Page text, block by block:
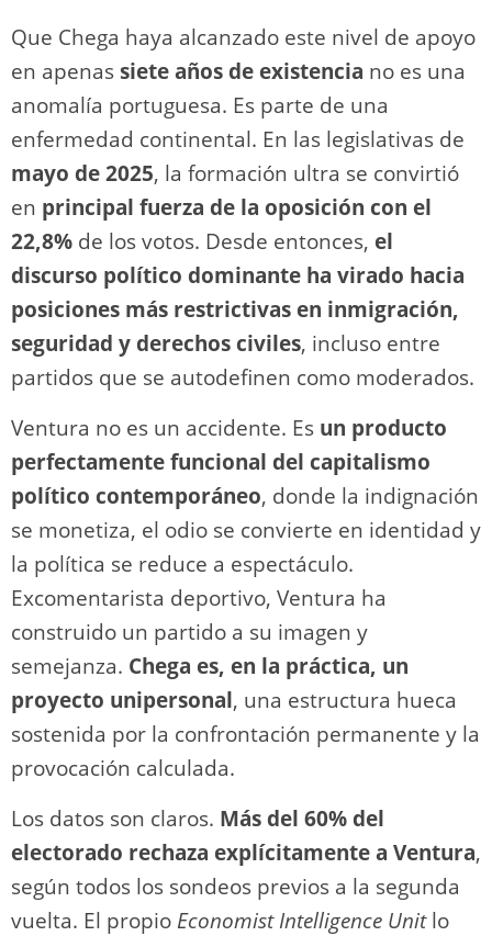
Que Chega haya alcanzado este nivel de apoyo
en apenassiete años de existencia no es una
anomalía portuguesa. Es parte de una
enfermedad continental. En las legislativas de
mayo de 2025, la formación ultra se convirtió
en principal fuerza de la oposición con el
22,8% de los votos. Desde entonces, el
discurso político dominante ha virado hacia
posiciones más restrictivas en inmigración,
seguridad y derechos civiles, incluso entre
partidos que se autodefinen como moderados.
Ventura no es un accidente. Es un producto
perfectamente funcional del capitalismo
político contemporáneo, donde la indignación
se monetiza, el odio se convierte en identidad y
la política se reduce a espectáculo.
Excomentarista deportivo, Ventura ha
construido un partido a su imagen y
semejanza. Chega es, en la práctica, un
proyecto unipersonal, una estructura hueca
sostenida por la confrontación permanente y la
provocación calculada.
Los datos son claros. Más del 60% del
electorado rechaza explícitamente a Ventura,
según todos los sondeos previos a la segunda
vuelta. El propio Economist Intelligence Unitlo